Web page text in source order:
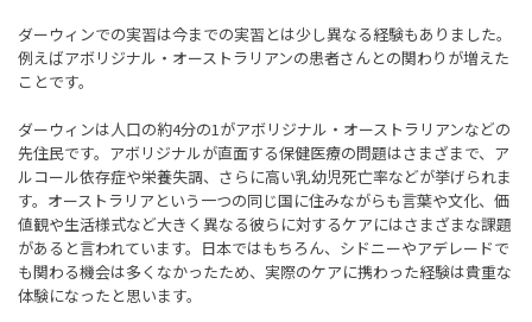
ダーウィンでの実習は今までの実習とは少し異なる経験もありました。
例えばアボリジナル・オーストラリアンの患者さんとの関わりが増えた
ことです。
ダーウィンは人口の約4分の1がアボリジナル・オーストラリアンなどの
先住民です。アボリジナルが直面する保健医療の問題はさまざまで、ア
ルコール依存症や栄養失調、さらに高い乳幼児死亡率などが挙げられま
す。オーストラリアという一つの同じ国に住みながらも言葉や文化、価
値観や生活様式など大きく異なる彼らに対するケアにはさまざまな課題
があると言われています。日本ではもちろん、シドニーやアデレードで
も関わる機会は多くなかったため、実際のケアに携わった経験は貴重な
体験になったと思います。